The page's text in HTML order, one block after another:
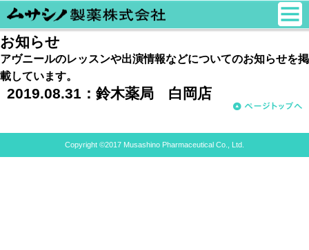
お知らせ
アヴニールのレッスンや出演情報などについてのお知らせを掲
載しています。
2019.08.31： 鈴木薬局 白岡店
Copyright ©2017 Musashino Pharmaceutical Co., Ltd.